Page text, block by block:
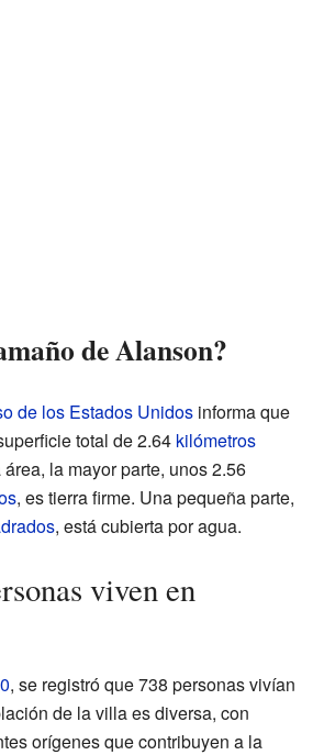
de Alanson?
de los Estados Unidos informa que
total de 2.64 kilómetros
área, la mayor parte, unos 2.56
, es tierra firme. Una pequeña parte,
, está cubierta por agua.
viven en
, se registró que 738 personas vivían
de la villa es diversa, con
orígenes que contribuyen a la